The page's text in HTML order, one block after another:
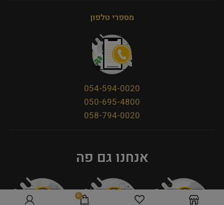
מספרי טלפון
054-594-0020
050-695-4800
058-794-0020
אנחנו גם פה
0